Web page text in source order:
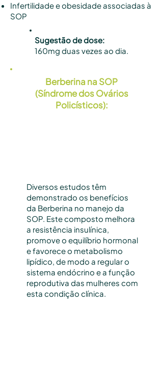
Infertilidade e obesidade associadas à
SOP
Sugestão de dose:
160mg duas vezes ao dia.
Berberina na SOP
(Síndrome dos Ovários
Policísticos):
Diversos estudos têm
demonstrado os benefícios
da Berberina no manejo da
SOP. Este composto melhora
a resistência insulínica,
promove o equilíbrio hormonal
e favorece o metabolismo
lipídico, de modo a regular o
sistema endócrino e a função
reprodutiva das mulheres com
esta condição clínica.